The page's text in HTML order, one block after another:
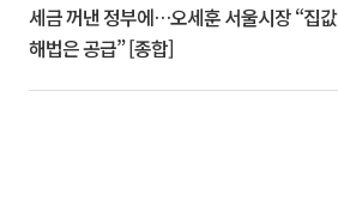
세금 꺼낸 정부에…오세훈 서울시장 “집값
해법은 공급” [종합]